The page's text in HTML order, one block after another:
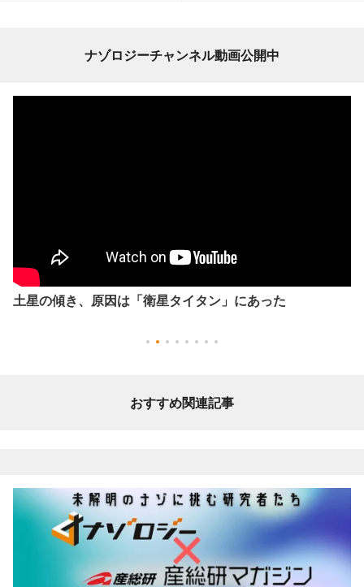
ナゾロジーチャンネル動画公開中
土星の傾き、原因は「衛星タイタン」にあった
おすすめ関連記事